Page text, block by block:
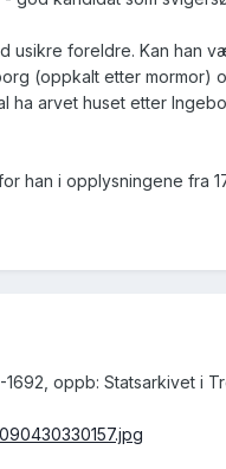
usikre foreldre. Kan han
(oppkalt etter mormor)
ha arvet huset etter
han i opplysningene fra
oppb: Statsarkivet i